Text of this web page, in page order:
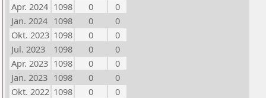
Apr. 2024 1098 0
0
Jan. 2024 1098 0
0
Okt. 2023 1098 0
0
Jul. 2023
1098 0
0
Apr. 2023 1098 0
0
Jan. 2023 1098 0
0
Okt. 2022 1098 0
0